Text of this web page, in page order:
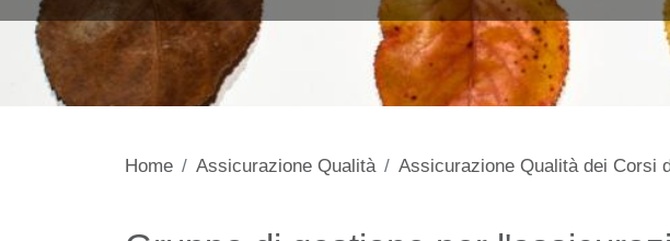
Home Assicurazione Qualità Assicurazione Qualità dei Corsi